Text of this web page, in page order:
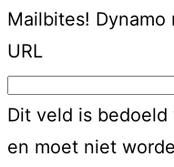
Mailbites!
URL
Dit veld is
en moet niet